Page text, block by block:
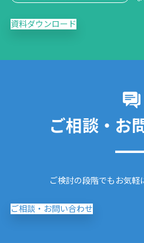
資料ダウンロード
ご相談・お
ご検討の段階でもお気軽
ご相談・お問い合わせ